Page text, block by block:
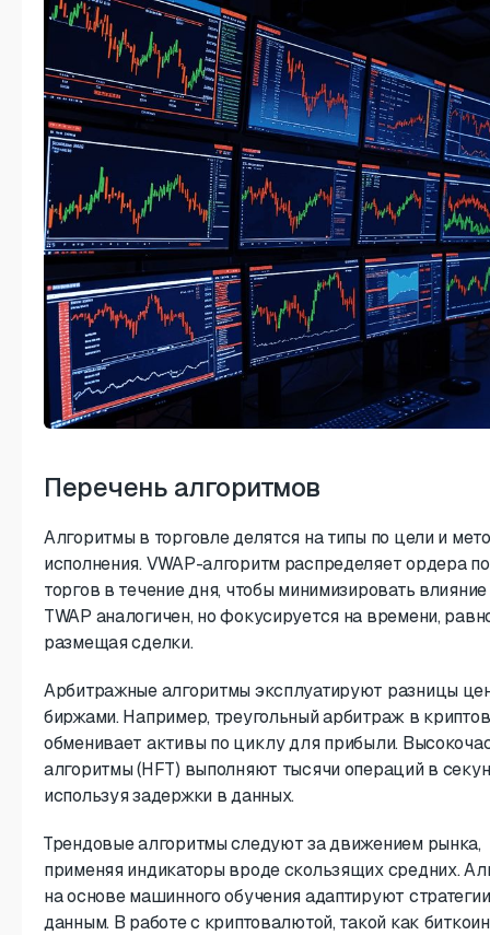
Перечень алгоритмов
Алгоритмы в торговле делятся на типы по цели и
исполнения. VWAP-алгоритм распределяет ордера
торгов в течение дня, чтобы минимизировать
TWAP аналогичен, но фокусируется на времени,
размещая сделки.
Арбитражные алгоритмы эксплуатируют разницы
биржами. Например, треугольный арбитраж в
обменивает активы по циклу для прибыли.
алгоритмы (HFT) выполняют тысячи операций в
используя задержки в данных.
Трендовые алгоритмы следуют за движением рынка,
применяя индикаторы вроде скользящих средних.
на основе машинного обучения адаптируют
данным. В работе с криптовалютой, такой как